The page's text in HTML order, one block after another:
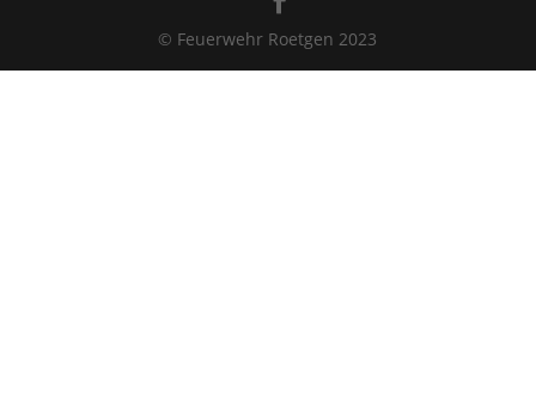
© Feuerwehr Roetgen 2023